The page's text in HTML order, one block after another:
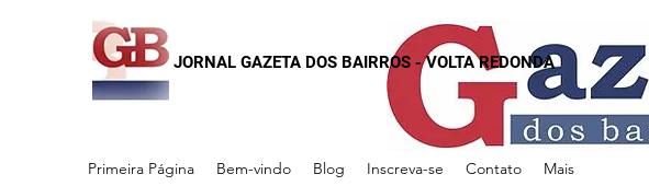
JORNAL GAZETA DOS BAIRROS - VOLTA REDONDA
Primeira Página Bem-vindo Blog Inscreva-se Contato Mais